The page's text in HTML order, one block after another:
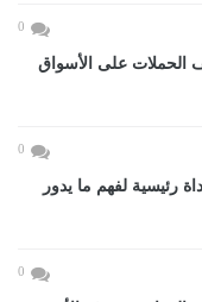
0
الحملات على الأسواق
0
رئيسية لفهم ما يدور
0